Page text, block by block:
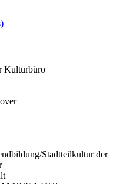
Kulturbüro
Stadtteilkultur der